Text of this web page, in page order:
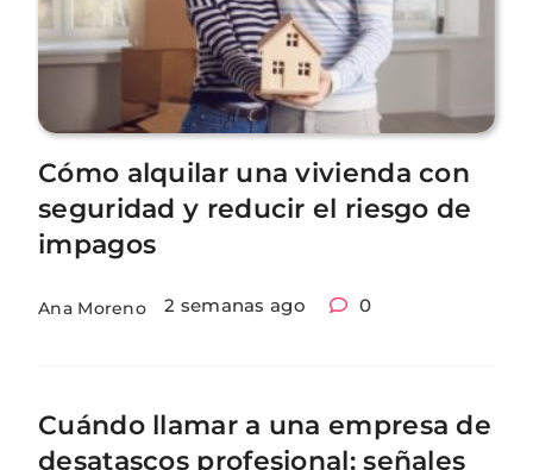
Cómo alquilar una vivienda con
seguridad y reducir el riesgo de
impagos
Ana Moreno 2 semanas ago 0
Cuándo llamar a una empresa de
desatascos profesional: señales